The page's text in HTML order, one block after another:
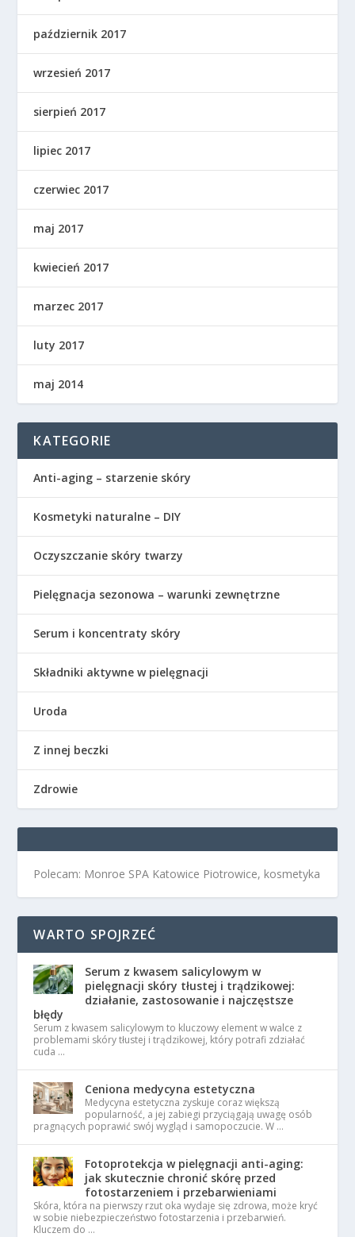
październik 2017
wrzesień 2017
sierpień 2017
lipiec 2017
czerwiec 2017
maj 2017
kwiecień 2017
marzec 2017
luty 2017
maj 2014
KATEGORIE
Anti-aging – starzenie skóry
Kosmetyki naturalne – DIY
Oczyszczanie skóry twarzy
Pielęgnacja sezonowa – warunki zewnętrzne
Serum i koncentraty skóry
Składniki aktywne w pielęgnacji
Uroda
Z innej beczki
Zdrowie
Polecam: Monroe SPA Katowice Piotrowice, kosmetyka
WARTO SPOJRZEĆ
Serum z kwasem salicylowym w
pielęgnacji skóry tłustej i trądzikowej:
działanie, zastosowanie i najczęstsze
błędy
Serum z kwasem salicylowym to kluczowy element w walce z
problemami skóry tłustej i trądzikowej, który potrafi zdziałać
cuda …
Ceniona medycyna estetyczna
Medycyna estetyczna zyskuje coraz większą
popularność, a jej zabiegi przyciągają uwagę osób
pragnących poprawić swój wygląd i samopoczucie. W …
Fotoprotekcja w pielęgnacji anti-aging:
jak skutecznie chronić skórę przed
fotostarzeniem i przebarwieniami
Skóra, która na pierwszy rzut oka wydaje się zdrowa, może kryć
w sobie niebezpieczeństwo fotostarzenia i przebarwień.
Kluczem do …